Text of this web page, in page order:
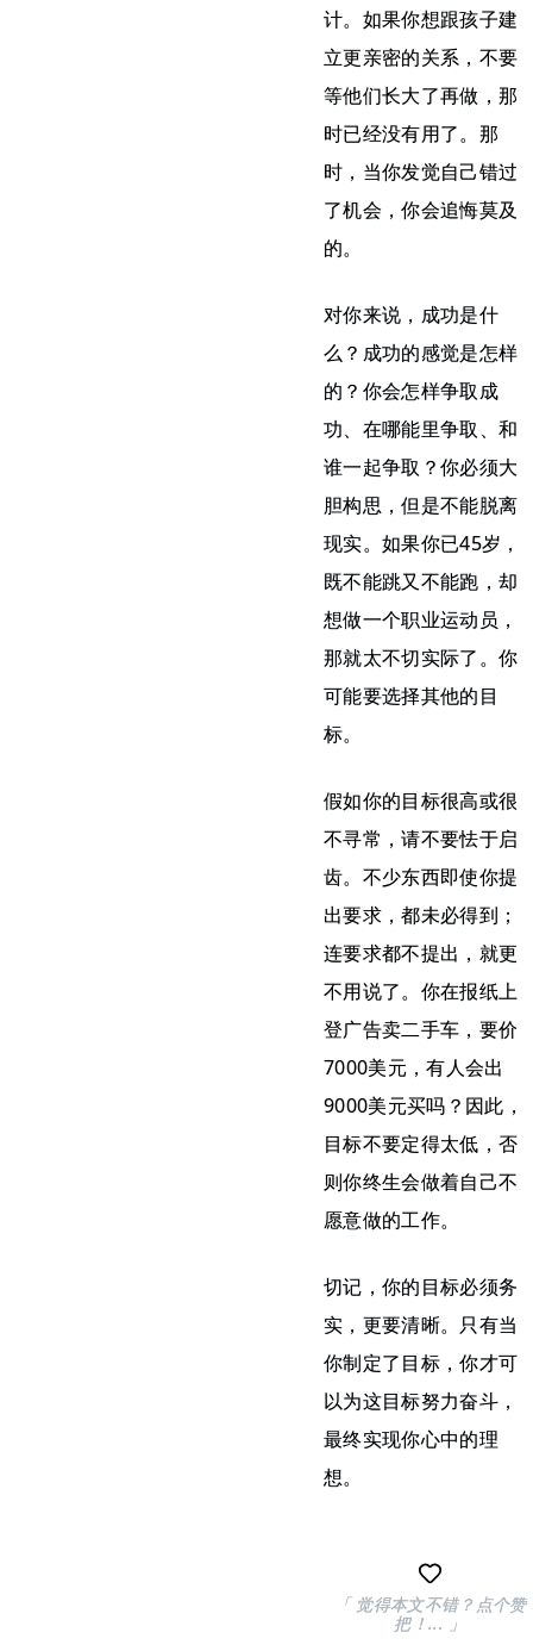
计。如果你想跟孩子建
立更亲密的关系，不要
等他们长大了再做，那
时已经没有用了。那
时，当你发觉自己错过
了机会，你会追悔莫及
的。
对你来说，成功是什
么？成功的感觉是怎样
的？你会怎样争取成
功、在哪能里争取、和
谁一起争取？你必须大
胆构思，但是不能脱离
现实。如果你已45岁，
既不能跳又不能跑，却
想做一个职业运动员，
那就太不切实际了。你
可能要选择其他的目
标。
假如你的目标很高或很
不寻常，请不要怯于启
齿。不少东西即使你提
出要求，都未必得到；
连要求都不提出，就更
不用说了。你在报纸上
登广告卖二手车，要价
7000美元，有人会出
9000美元买吗？因此，
目标不要定得太低，否
则你终生会做着自己不
愿意做的工作。
切记，你的目标必须务
实，更要清晰。只有当
你制定了目标，你才可
以为这目标努力奋斗，
最终实现你心中的理
想。
「 觉得本文不错？点个赞
把！... 」